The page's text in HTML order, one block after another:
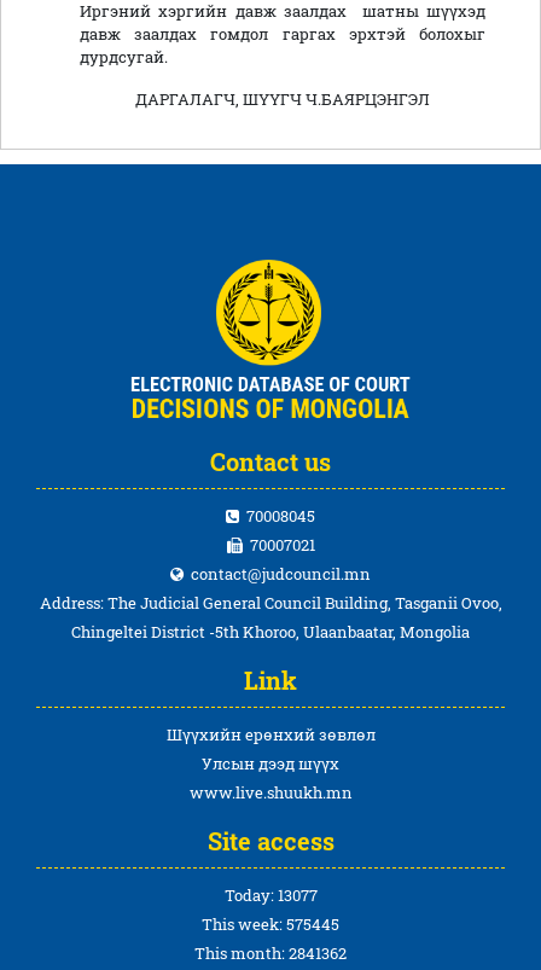
Иргэний хэргийн давж заалдах шатны шүүхэд
давж заалдах гомдол гаргах эрхтэй болохыг
дурдсугай.
ДАРГАЛАГЧ, ШҮҮГЧ Ч.БАЯРЦЭНГЭЛ
Contact us
70008045
70007021
contact@judcouncil.mn
Address: The Judicial General Council Building, Tasganii Ovoo,
Chingeltei District -5th Khoroo, Ulaanbaatar, Mongolia
Link
Шүүхийн ерөнхий зөвлөл
Улсын дээд шүүх
www.live.shuukh.mn
Site access
Today: 13077
This week: 575445
This month: 2841362